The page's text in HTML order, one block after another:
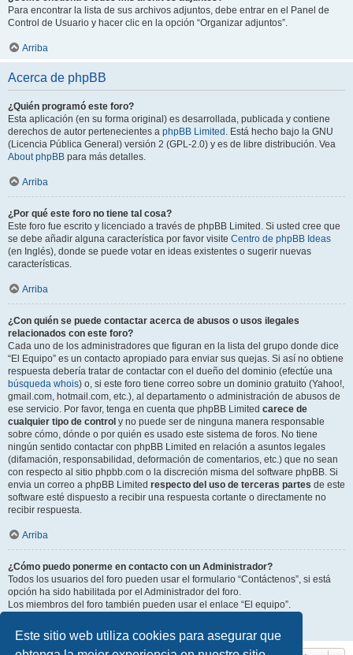
Este sitio web utiliza cookies para asegurar que
Para encontrar la lista de sus archivos adjuntos, debe entrar en el Panel de
Control de Usuario y hacer clic en la opción “Organizar adjuntos”.
Arriba
Acerca de phpBB
¿Quién programó este foro?
Esta aplicación (en su forma original) es desarrollada, publicada y contiene
derechos de autor pertenecientes a phpBB Limited . Está hecho bajo la GNU
(Licencia Pública General) versión 2 (GPL-2.0) y es de libre distribución. Vea
About phpBB para más detalles.
Arriba
¿Por qué este foro no tiene tal cosa?
Este foro fue escrito y licenciado a través de phpBB Limited. Si usted cree que
se debe añadir alguna característica por favor visite Centro de phpBB Ideas
(en Inglés), donde se puede votar en ideas existentes o sugerir nuevas
características.
Arriba
¿Con quién se puede contactar acerca de abusos o usos ilegales
relacionados con este foro?
Cada uno de los administradores que figuran en la lista del grupo donde dice
“El Equipo” es un contacto apropiado para enviar sus quejas. Si así no obtiene
respuesta debería tratar de contactar con el dueño del dominio (efectúe una
búsqueda whois) o, si este foro tiene correo sobre un dominio gratuito (Yahoo!,
gmail.com, hotmail.com, etc.), al departamento o administración de abusos de
ese servicio. Por favor, tenga en cuenta que phpBB Limited carece de
cualquier tipo de control y no puede ser de ninguna manera responsable
sobre cómo, dónde o por quién es usado este sistema de foros. No tiene
ningún sentido contactar con phpBB Limited en relación a asuntos legales
(difamación, responsabilidad, deformación de comentarios, etc.) que no sean
con respecto al sitio phpbb.com o la discreción misma del software phpBB. Si
envia un correo a phpBB Limited respecto del uso de terceras partes de este
software esté dispuesto a recibir una respuesta cortante o directamente no
recibir respuesta.
Arriba
¿Cómo puedo ponerme en contacto con un Administrador?
Todos los usuarios del foro pueden usar el formulario “Contáctenos”, si está
opción ha sido habilitada por el Administrador del foro.
Los miembros del foro también pueden usar el enlace “El equipo”.
Arriba